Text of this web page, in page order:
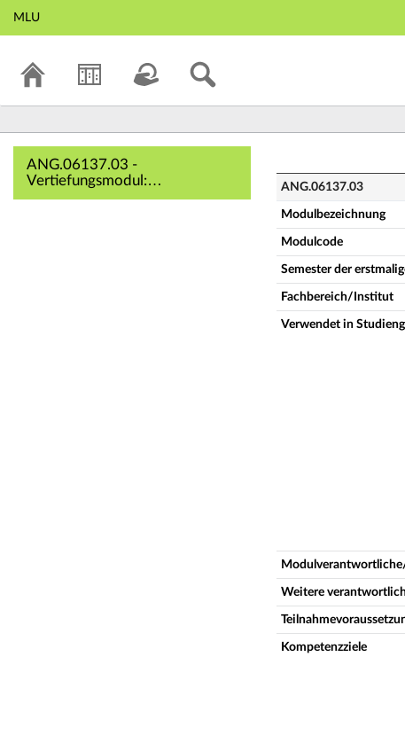
MLU
ANG.06137.03 -
Vertiefungsmodul:
Kulturwissenschaft III
ANG.06137.03
Modulbezeichnung
Modulcode
Semester der
Fachbereich/Institut
Verwendet in
Weitere
Kompetenzziele